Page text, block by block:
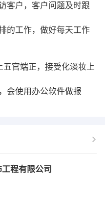
客户，客户问题及时跟
的工作，做好每天工作
五官端正，接受化淡妆上
会使用办公软件做报
程有限公司